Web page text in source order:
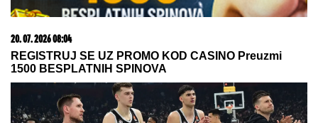
Vanja Gudelj podelila objavu o
malom Ilijanu, Anastasija odmah